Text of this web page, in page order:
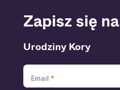
Zapisz się na
Urodziny Kory
Email